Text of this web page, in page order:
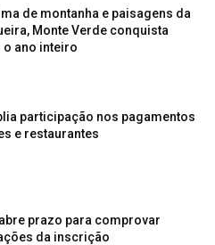
de montanha e paisagens da
Monte Verde conquista
o ano inteiro
participação nos pagamentos
e restaurantes
prazo para comprovar
da inscrição